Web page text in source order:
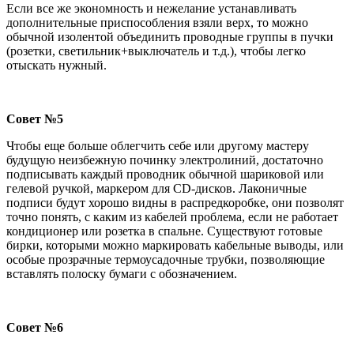
Если все же экономность и нежелание устанавливать
дополнительные приспособления взяли верх, то можно
обычной изолентой объединить проводные группы в пучки
(розетки, светильник+выключатель и т.д.), чтобы легко
отыскать нужный.
Совет №5
Чтобы еще больше облегчить себе или другому мастеру
будущую неизбежную починку электролиний, достаточно
подписывать каждый проводник обычной шариковой или
гелевой ручкой, маркером для CD-дисков. Лаконичные
подписи будут хорошо видны в распредкоробке, они позволят
точно понять, с каким из кабелей проблема, если не работает
кондиционер или розетка в спальне. Существуют готовые
бирки, которыми можно маркировать кабельные выводы, или
особые прозрачные термоусадочные трубки, позволяющие
вставлять полоску бумаги с обозначением.
Совет №6